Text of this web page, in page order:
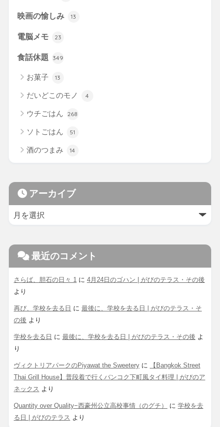
映画の愉しみ 13
電脳メモ 23
食話休題 349
お菓子 13
だいどこのモノ 4
ウチごはん 268
ソトごはん 51
酒のつまみ 14
アーカイブ
最近のコメント
さらば、胆石の日々 1 に 4月24日のゴハン | がびのテラス・その後
より
再び、学校を去る日 に 最後に、学校を去る日 | がびのテラス・そ
の後 より
学校を去る日 に 最後に、学校を去る日 | がびのテラス・その後 よ
り
ヴィクトリアパークのPiyawat the Sweeteryに
【Bangkok Street
Thai Grill House】普段着で行くバンコク下町風タイ料理 | がびのア
ネックス より
Quantity over Quality−西豪州公立高校事情（のグチ） に 学校を去
る日 | がびのテラス より